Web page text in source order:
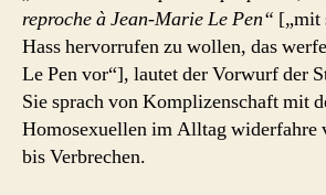
reproche à Jean-Marie Le Pen“ [„mit
Hass hervorrufen zu wollen, das
Le Pen vor“], lautet der Vorwurf der
Sie sprach von Komplizenschaft mit
Homosexuellen im Alltag widerfahre
bis Verbrechen.